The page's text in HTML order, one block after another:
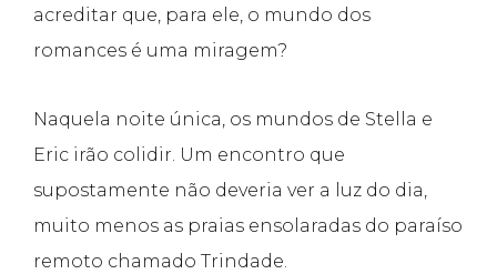
acreditar que, para ele, o mundo dos
romances é uma miragem?
Naquela noite única, os mundos de Stella e
Eric irão colidir. Um encontro que
supostamente não deveria ver a luz do dia,
muito menos as praias ensolaradas do paraíso
remoto chamado Trindade.